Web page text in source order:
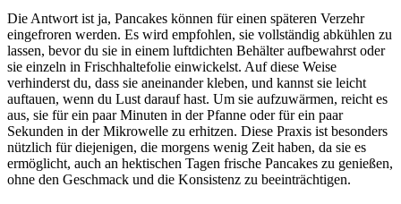
Die Antwort ist ja, Pancakes können für einen späteren Verzehr
eingefroren werden. Es wird empfohlen, sie vollständig abkühlen zu
lassen, bevor du sie in einem luftdichten Behälter aufbewahrst oder
sie einzeln in Frischhaltefolie einwickelst. Auf diese Weise
verhinderst du, dass sie aneinander kleben, und kannst sie leicht
auftauen, wenn du Lust darauf hast. Um sie aufzuwärmen, reicht es
aus, sie für ein paar Minuten in der Pfanne oder für ein paar
Sekunden in der Mikrowelle zu erhitzen. Diese Praxis ist besonders
nützlich für diejenigen, die morgens wenig Zeit haben, da sie es
ermöglicht, auch an hektischen Tagen frische Pancakes zu genießen,
ohne den Geschmack und die Konsistenz zu beeinträchtigen.